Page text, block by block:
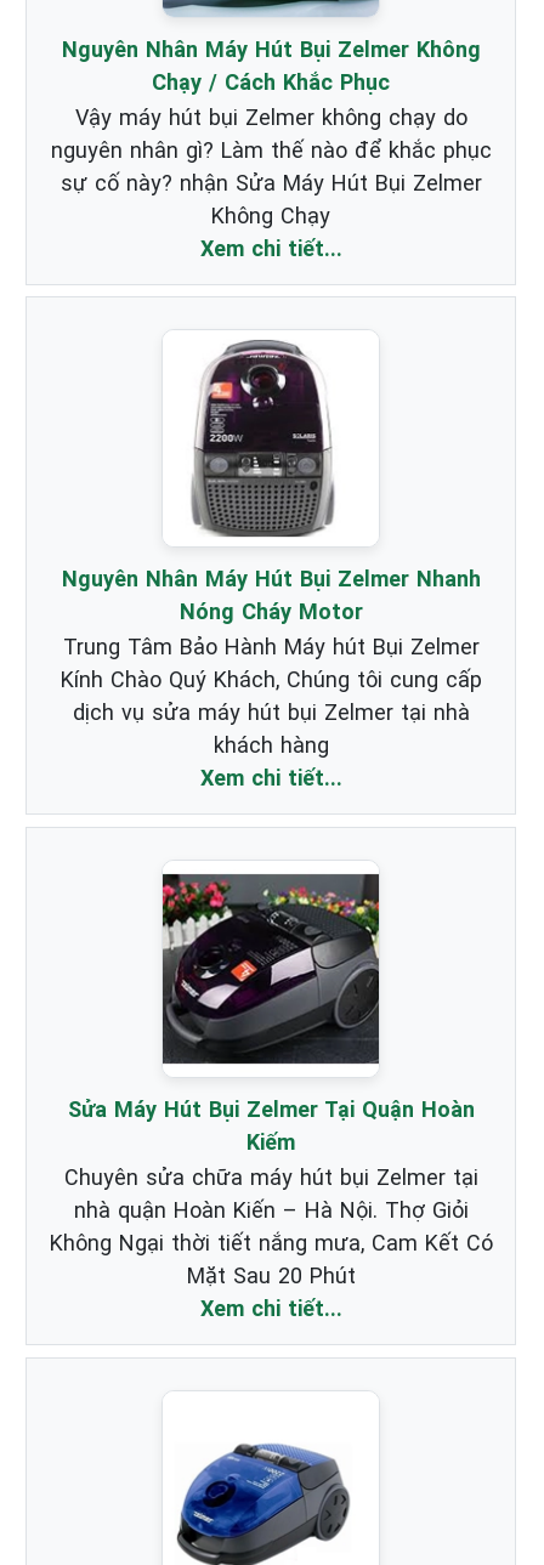
Nguyên Nhân Máy Hút Bụi Zelmer Không
Chạy / Cách Khắc Phục
Vậy máy hút bụi Zelmer không chạy do
nguyên nhân gì? Làm thế nào để khắc phục
sự cố này? nhận Sửa Máy Hút Bụi Zelmer
Không Chạy
Xem chi tiết...
Nguyên Nhân Máy Hút Bụi Zelmer Nhanh
Nóng Cháy Motor
Trung Tâm Bảo Hành Máy hút Bụi Zelmer
Kính Chào Quý Khách, Chúng tôi cung cấp
dịch vụ sửa máy hút bụi Zelmer tại nhà
khách hàng
Xem chi tiết...
Sửa Máy Hút Bụi Zelmer Tại Quận Hoàn
Kiếm
Chuyên sửa chữa máy hút bụi Zelmer tại
nhà quận Hoàn Kiến – Hà Nội. Thợ Giỏi
Không Ngại thời tiết nắng mưa, Cam Kết Có
Mặt Sau 20 Phút
Xem chi tiết...